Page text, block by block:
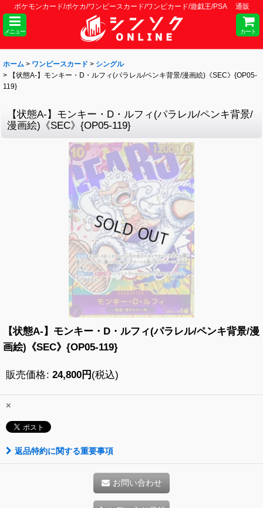
ポケモンカード/ポケカ/ワンピースカード/ワンピカード/遊戯王/PSA 通販
メニュー カート
ホーム > ワンピースカード > シングル
>
【状態A-】モンキー・D・ルフィ(パラレル/ペンキ背景/漫画絵)《SEC》{OP05-
119}
【状態A-】モンキー・D・ルフィ(パラレル/ペンキ背景/
漫画絵)《SEC》{OP05-119}
【状態A-】モンキー・D・ルフィ(パラレル/ペンキ背景/漫
画絵)《SEC》{OP05-119}
販売価格: 24,800円 (税込)
×
返品特約に関する重要事項
お問い合わせ